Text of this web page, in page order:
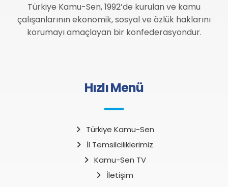
Türkiye Kamu-Sen, 1992’de kurulan ve kamu
çalışanlarının ekonomik, sosyal ve özlük haklarını
korumayı amaçlayan bir konfederasyondur.
Hızlı Menü
Türkiye Kamu-Sen
İl Temsilciliklerimiz
Kamu-Sen TV
İletişim